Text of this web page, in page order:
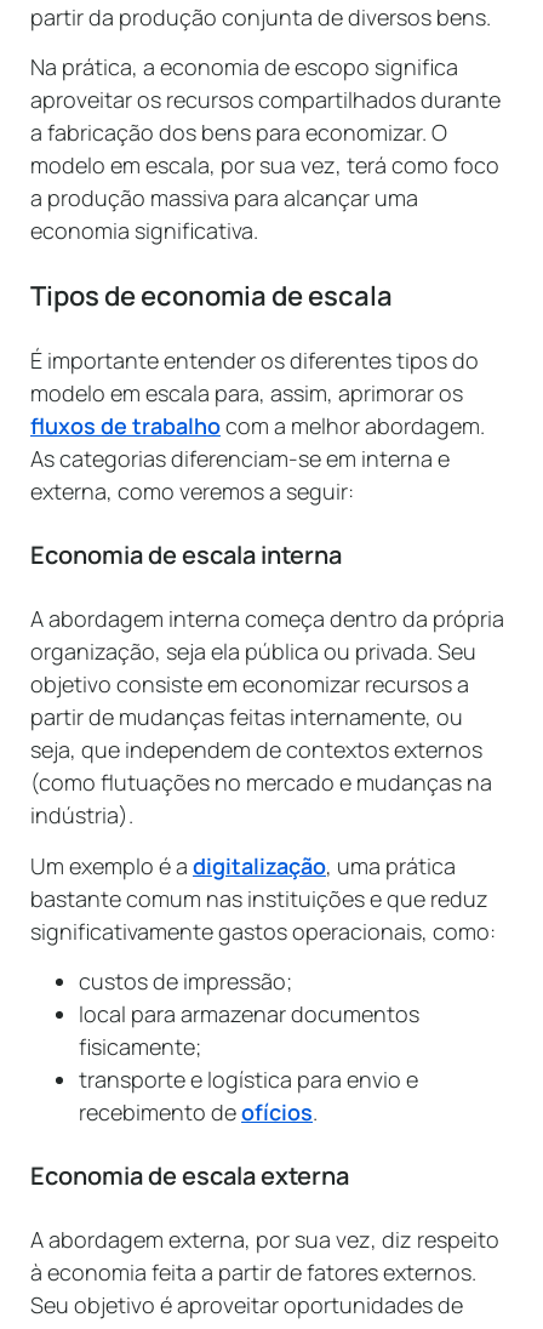
partir da produção conjunta de diversos bens.
Na prática, a economia de escopo significa
aproveitar os recursos compartilhados durante
a fabricação dos bens para economizar. O
modelo em escala, por sua vez, terá como foco
a produção massiva para alcançar uma
economia significativa.
Tipos de economia de escala
É importante entender os diferentes tipos do
modelo em escala para, assim, aprimorar os
fluxos de trabalhocom a melhor abordagem.
As categorias diferenciam-se em interna e
externa, como veremos a seguir:
Economia de escala interna
A abordagem interna começa dentro da própria
organização, seja ela pública ou privada. Seu
objetivo consiste em economizar recursos a
partir de mudanças feitas internamente, ou
seja, que independem de contextos externos
(como flutuações no mercado e mudanças na
indústria).
Um exemplo é a digitalização, uma prática
bastante comum nas instituições e que reduz
significativamente gastos operacionais, como:
custos de impressão;
local para armazenar documentos
fisicamente;
transporte e logística para envio e
recebimento deofícios.
Economia de escala externa
A abordagem externa, por sua vez, diz respeito
à economia feita a partir de fatores externos.
Seu objetivo é aproveitar oportunidades de